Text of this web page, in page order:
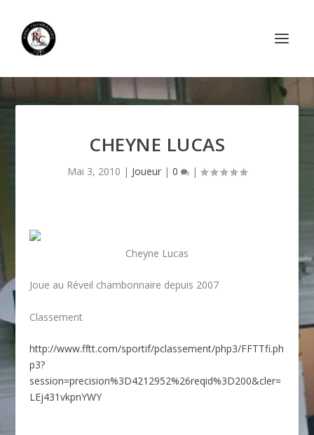
CHEYNE LUCAS
Mai 3, 2010 | Joueur | 0 |
Cheyne Lucas
Joue au Réveil chambonnaire depuis 2007
Classement
http://www.fftt.com/sportif/pclassement/php3/FFTTfi.ph
p3?
session=precision%3D4212952%26reqid%3D200&cler=
LEj431vkpnYWY